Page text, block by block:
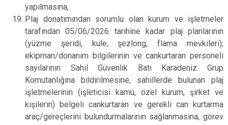
yapılmasına,
Plaj donatımından sorumlu olan kurum ve işletmeler
tarafından 05/06/2026 tarihine kadar plaj planlarının
(yüzme şeridi, kule, şezlong, flama mevkileri),
ekipman/donanım bilgilerinin ve cankurtaran personeli
sayılarının Sahil Güvenlik Batı Karadeniz Grup
Komutanlığına bildirilmesine, sahillerde bulunan plaj
işletmelerinin (işleticisi kamu, özel kurum, şirket ve
kişilerin) belgeli cankurtaran ve gerekli can kurtarma
araç/gereçlerini bulundurmalarının sağlanmasına, görev